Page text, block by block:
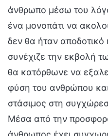
άνθρωπο μέσω του
ένα μονοπάτι να
δεν θα ήταν αποδοτικό
συνέχιζε την εκβολή
θα κατόρθωνε να
φύση του ανθρώπου
στάσιμος στη
Μέσα από την